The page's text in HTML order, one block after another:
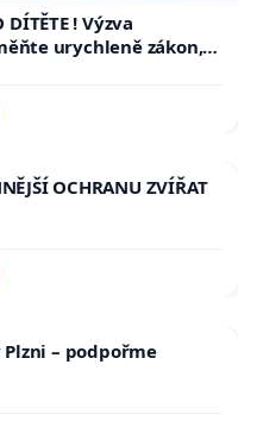
DÍTĚTE ! Výzva
urychleně zákon,
už nemohla opakovat!
OCHRANU ZVÍŘAT
– podpořme